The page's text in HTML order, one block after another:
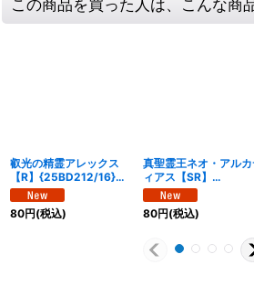
この商品を買った人は、こんな商
叡光の精霊アレックス
【R】{25BD212/16}
《多》
80円(税込)
真聖霊王ネオ・アル
ィアス【SR】
{25BD21/16}《光》
80円(税込)